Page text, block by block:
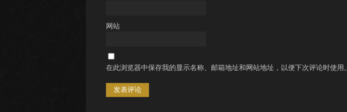
网站
在此浏览器中保存我的显示名称、邮箱地址和网站地址，以便下次评论时使用。